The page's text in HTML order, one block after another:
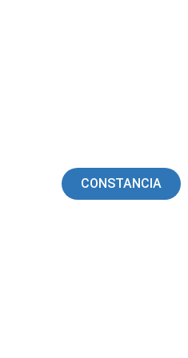
CONSTANCIA